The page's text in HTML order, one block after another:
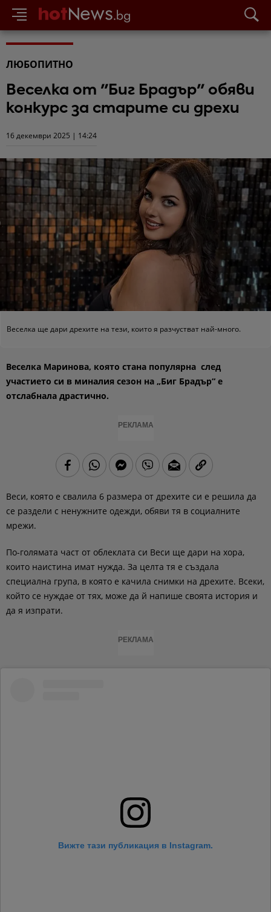
ЛЮБОПИТНО
Веселка от "Биг Брадър" обяви
конкурс за старите си дрехи
16 декември 2025 | 14:24
Веселка ще дари дрехите на тези, които я разчустват най-много.
Веселка Маринова, която стана популярна след
участието си в миналия сезон на „Биг Брадър“ е
отслабнала драстично.
РЕКЛАМА
Веси, която е свалила 6 размера от дрехите си е решила да
се раздели с ненужните одежди, обяви тя в социалните
мрежи.
По-голямата част от облеклата си Веси ще дари на хора,
които наистина имат нужда. За целта тя е създала
специална група, в която е качила снимки на дрехите. Всеки,
който се нуждае от тях, може да й напише своята история и
да я изпрати.
РЕКЛАМА
Вижте тази публикация в Instagram.